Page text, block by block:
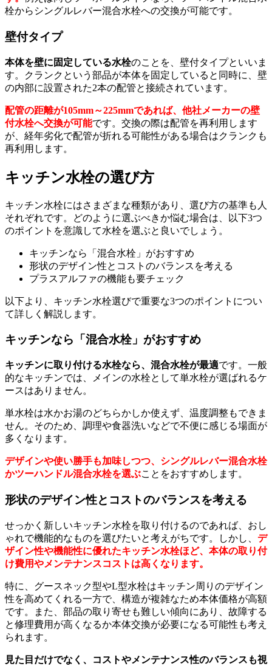
栓からシングルレバー混合水栓への交換が可能です。
壁付タイプ
本体を壁に固定している水栓のことを、壁付タイプといいま
す。クランクという部品が本体を固定していると同時に、壁
の内部に設置された2本の配管と接続されています。
配管の距離が105mm～225mmであれば、他社メーカーの壁
付水栓へ交換が可能です。交換の際は配管を再利用します
が、経年劣化で配管が折れる可能性がある場合はクランクも
再利用します。
キッチン水栓の選び方
キッチン水栓にはさまざまな種類があり、選び方の基準も人
それぞれです。どのように選ぶべきか悩む場合は、以下3つ
のポイントを意識して水栓を選ぶと良いでしょう。
キッチンなら「混合水栓」がおすすめ
形状のデザイン性とコストのバランスを考える
プラスアルファの機能も要チェック
以下より、キッチン水栓選びで重要な3つのポイントについ
て詳しく解説します。
キッチンなら「混合水栓」がおすすめ
キッチンに取り付ける水栓なら、混合水栓が最適です。一般
的なキッチンでは、メインの水栓として単水栓が選ばれるケ
ースはありません。
単水栓は水かお湯のどちらかしか使えず、温度調整もできま
せん。そのため、調理や食器洗いなどで不便に感じる場面が
多くなります。
デザインや使い勝手も加味しつつ、シングルレバー混合水栓
かツーハンドル混合水栓を選ぶことをおすすめします。
形状のデザイン性とコストのバランスを考える
せっかく新しいキッチン水栓を取り付けるのであれば、おし
ゃれで機能的なものを選びたいと考えがちです。しかし、 デ
ザイン性や機能性に優れたキッチン水栓ほど、本体の取り付
け費用やメンテナンスコストは高くなります。
特に、グースネック型やL型水栓はキッチン周りのデザイン
性を高めてくれる一方で、構造が複雑なため本体価格が高額
です。また、部品の取り寄せも難しい傾向にあり、故障する
と修理費用が高くなるか本体交換が必要になる可能性も考え
られます。
見た目だけでなく、コストやメンテナンス性のバランスも視